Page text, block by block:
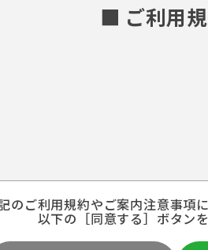
■ ご利用
のご利用規約やご案内注意事項
以下の［同意する］ボタン